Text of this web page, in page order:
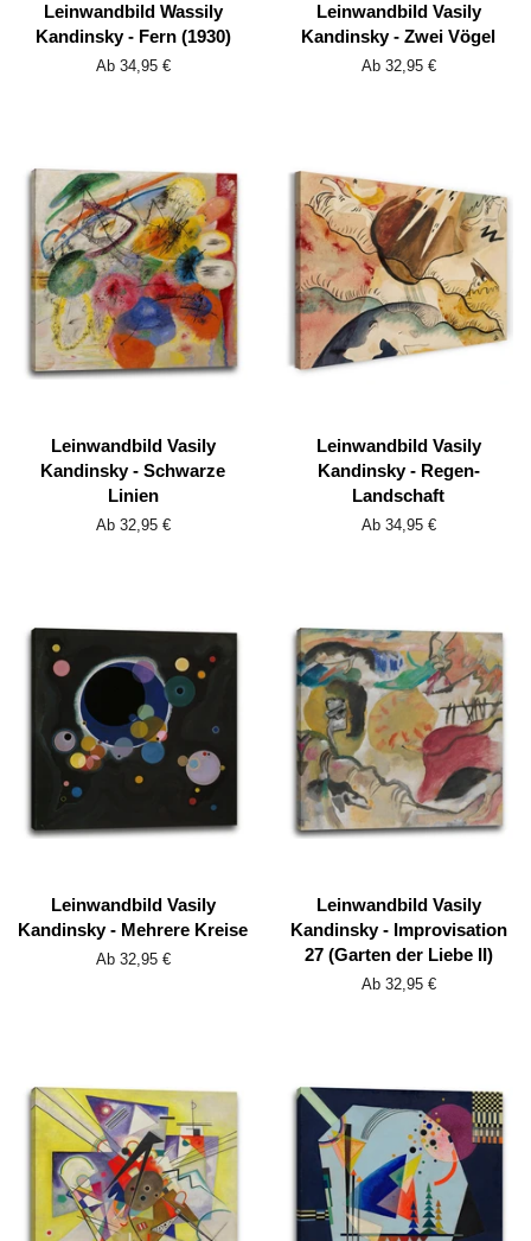
Leinwandbild Wassily
Kandinsky - Fern (1930)
Ab 34,95 €
Leinwandbild Vasily
Kandinsky - Zwei Vögel
Ab 32,95 €
Leinwandbild Vasily
Kandinsky - Schwarze
Linien
Ab 32,95 €
Leinwandbild Vasily
Kandinsky - Regen-
Landschaft
Ab 34,95 €
Leinwandbild Vasily
Kandinsky - Mehrere Kreise
Ab 32,95 €
Leinwandbild Vasily
Kandinsky - Improvisation
27 (Garten der Liebe II)
Ab 32,95 €